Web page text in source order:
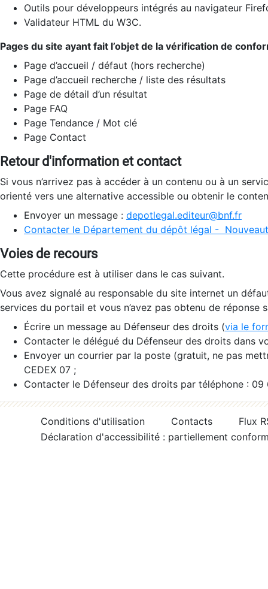
Outils pour développeurs intégrés au navigateur
Validateur HTML du W3C.
Pages du site ayant fait l’objet de la vérification de
Page d’accueil / défaut (hors recherche)
Page d’accueil recherche / liste des résultats
Page de détail d’un résultat
Page FAQ
Page Tendance / Mot clé
Page Contact
Retour d'information et contact
Si vous n’arrivez pas à accéder à un contenu ou à un
orienté vers une alternative accessible ou obtenir le
Envoyer un message : depotlegal.editeur@bnf.fr
Contacter le Département du dépôt légal -
Voies de recours
Cette procédure est à utiliser dans le cas suivant.
Vous avez signalé au responsable du site internet un
services du portail et vous n’avez pas obtenu de réponse
Écrire un message au Défenseur des droits (via le
Contacter le délégué du Défenseur des droits dans
Envoyer un courrier par la poste (gratuit, ne pas
CEDEX 07 ;
Contacter le Défenseur des droits par téléphone :
Conditions d'utilisation Contacts
Flux
Déclaration d'accessibilité : partiellement